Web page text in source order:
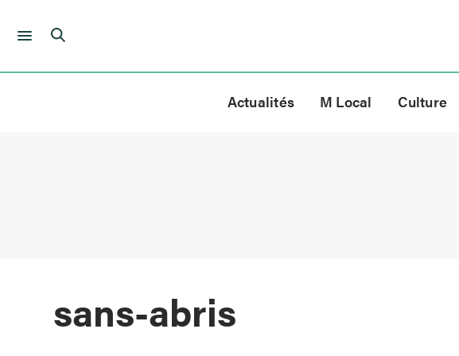
Skip
Actualités M Local Culture
sans-abris